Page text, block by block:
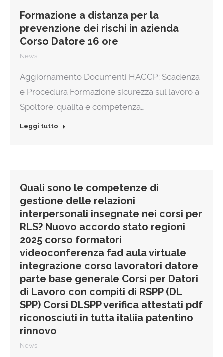
Formazione a distanza per la
prevenzione dei rischi in azienda
Corso Datore 16 ore
News
Aggiornamento Documenti HACCP: Scadenza
e Procedura Formazione sicurezza sul lavoro a
Spoltore: qualità e competenza…
Leggi tutto
Quali sono le competenze di
gestione delle relazioni
interpersonali insegnate nei corsi per
RLS? Nuovo accordo stato regioni
2025 corso formatori
videoconferenza fad aula virtuale
integrazione corso lavoratori datore
parte base generale Corsi per Datori
di Lavoro con compiti di RSPP (DL
SPP) Corsi DLSPP verifica attestati pdf
riconosciuti in tutta italiia patentino
rinnovo
News